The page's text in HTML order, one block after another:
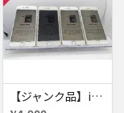
【ジャンク品】iPhone6s ４台セット